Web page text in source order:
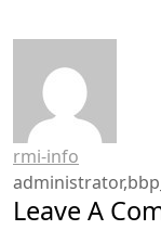
rmi-info
Leave A